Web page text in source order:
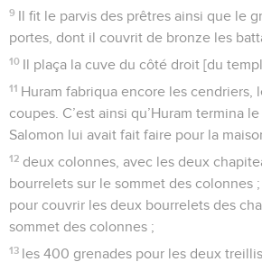
9 Il fit le parvis des prêtres ainsi que le
portes, dont il couvrit de bronze les
10 Il plaça la cuve du côté droit [du
11 Huram fabriqua encore les cendriers,
coupes. C’est ainsi qu’Huram termina
Salomon lui avait fait faire pour la
12 deux colonnes, avec les deux
bourrelets sur le sommet des colonnes
pour couvrir les deux bourrelets des
sommet des colonnes ;
13 les 400 grenades pour les deux